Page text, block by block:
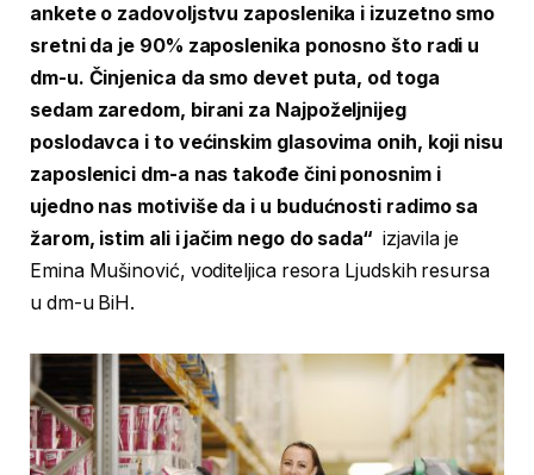
ankete o zadovoljstvu zaposlenika i izuzetno smo
sretni da je 90% zaposlenika ponosno što radi u
dm-u. Činjenica da smo devet puta, od toga
sedam zaredom, birani za Najpoželjnijeg
poslodavca i to većinskim glasovima onih, koji nisu
zaposlenici dm-a nas takođe čini ponosnim i
ujedno nas motiviše da i u budućnosti radimo sa
žarom, istim ali i jačim nego do sada“ izjavila je
Emina Mušinović, voditeljica resora Ljudskih resursa
u dm-u BiH.